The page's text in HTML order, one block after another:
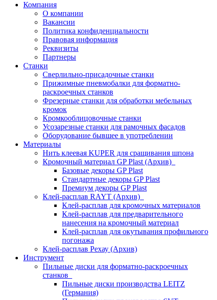
Компания
О компании
Вакансии
Политика конфиденциальности
Правовая информация
Реквизиты
Партнеры
Станки
Сверлильно-присадочные станки
Прижимные пневмобалки для форматно-
раскроечных станков
Фрезерные станки для обработки мебельных
кромок
Кромкооблицовочные станки
Усозарезные станки для рамочных фасадов
Оборудование бывшее в употреблении
Материалы
Нить клеевая KUPER для сращивания шпона
Кромочный материал GP Plast (Архив)
Базовые декоры GP Plast
Стандартные декоры GP Plast
Премиум декоры GP Plast
Клей-расплав RAYT (Архив)
Клей-расплав для кромочных материалов
Клей-расплав для предварительного
нанесения на кромочный материал
Клей-расплав для окутывания профильного
погонажа
Клей-расплав Рехау (Архив)
Инструмент
Пильные диски для форматно-раскроечных
станков
Пильные диски производства LEITZ
(Германия)